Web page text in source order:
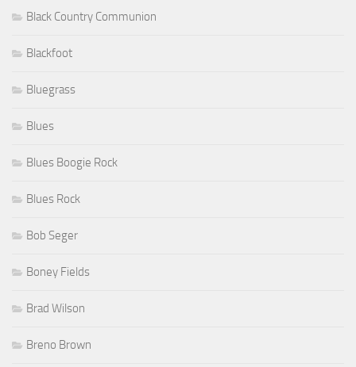
Black Country Communion
Blackfoot
Bluegrass
Blues
Blues Boogie Rock
Blues Rock
Bob Seger
Boney Fields
Brad Wilson
Breno Brown